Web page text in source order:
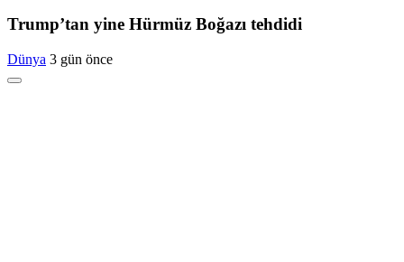
Trump’tan yine Hürmüz Boğazı tehdidi
Dünya 3 gün önce